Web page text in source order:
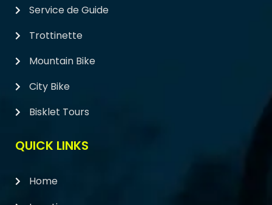
Service de Guide
Trottinette
Mountain Bike
City Bike
Bisklet Tours
QUICK LINKS
Home